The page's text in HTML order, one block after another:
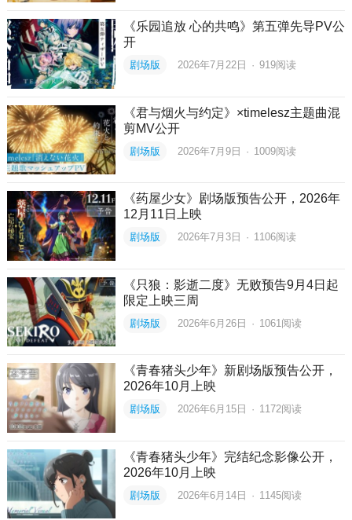
《乐园追放 心的共鸣》第五弹先导PV公
开
剧场版 2026年7月22日 · 919阅读
《君与烟火与约定》×timelesz主题曲混
剪MV公开
剧场版 2026年7月9日 · 1009阅读
《药屋少女》剧场版预告公开，2026年
12月11日上映
剧场版 2026年7月3日 · 1106阅读
《只狼：影逝二度》无败预告9月4日起
限定上映三周
剧场版 2026年6月26日 · 1061 阅读
《青春猪头少年》新剧场版预告公开，
2026年10月上映
剧场版 2026年6月15日 · 1172阅读
《青春猪头少年》完结纪念影像公开，
2026年10月上映
剧场版 2026年6月14日 · 1145阅读